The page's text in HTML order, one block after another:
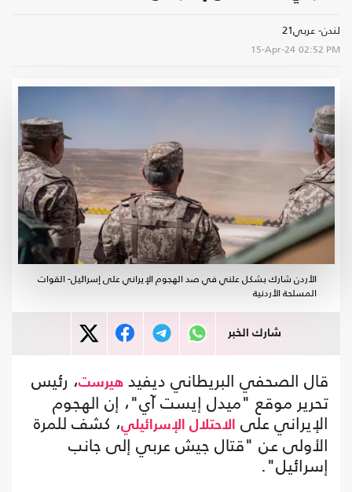
لندن- عربي21
15-Apr-24 02:52 PM
الأردن شارك بشكل علني في صد الهجوم الإيراني على إسرائيل- القوات
المسلحة الأردنية
شارك الخبر
قال الصحفي البريطاني ديفيد هيرست، رئيس
تحرير موقع "ميدل إيست آي"، إن الهجوم
الإيراني على الاحتلال الإسرائيلي، كشف للمرة
الأولى عن "قتال جيش عربي إلى جانب
إسرائيل".